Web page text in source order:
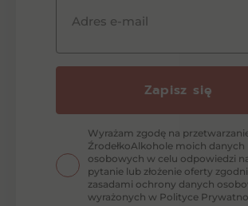
Adres e-mail
Zapisz się
Wyrażam zgodę na
ŹrodełkoAlkohole moich danych
osobowych w celu odpowiedzi
pytanie lub złożenie oferty
zasadami ochrony danych
wyrażonych w Polityce